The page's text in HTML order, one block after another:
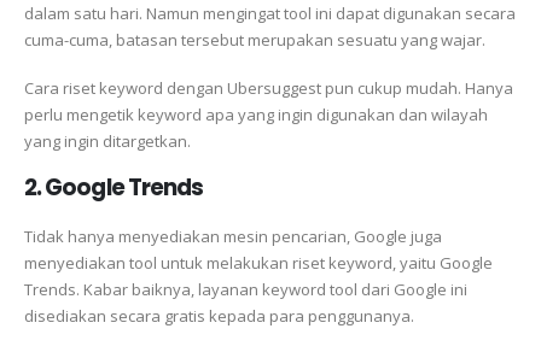
dalam satu hari. Namun mengingat tool ini dapat digunakan secara
cuma-cuma, batasan tersebut merupakan sesuatu yang wajar.
Cara riset keyword dengan Ubersuggest pun cukup mudah. Hanya
perlu mengetik keyword apa yang ingin digunakan dan wilayah
yang ingin ditargetkan.
2. Google Trends
Tidak hanya menyediakan mesin pencarian, Google juga
menyediakan tool untuk melakukan riset keyword, yaitu Google
Trends. Kabar baiknya, layanan keyword tool dari Google ini
disediakan secara gratis kepada para penggunanya.